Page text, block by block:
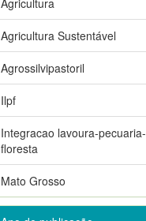
Agricultura Sustentável
Agrossilvipastoril
Ilpf
Integracao lavoura-pecuaria-
floresta
Mato Grosso